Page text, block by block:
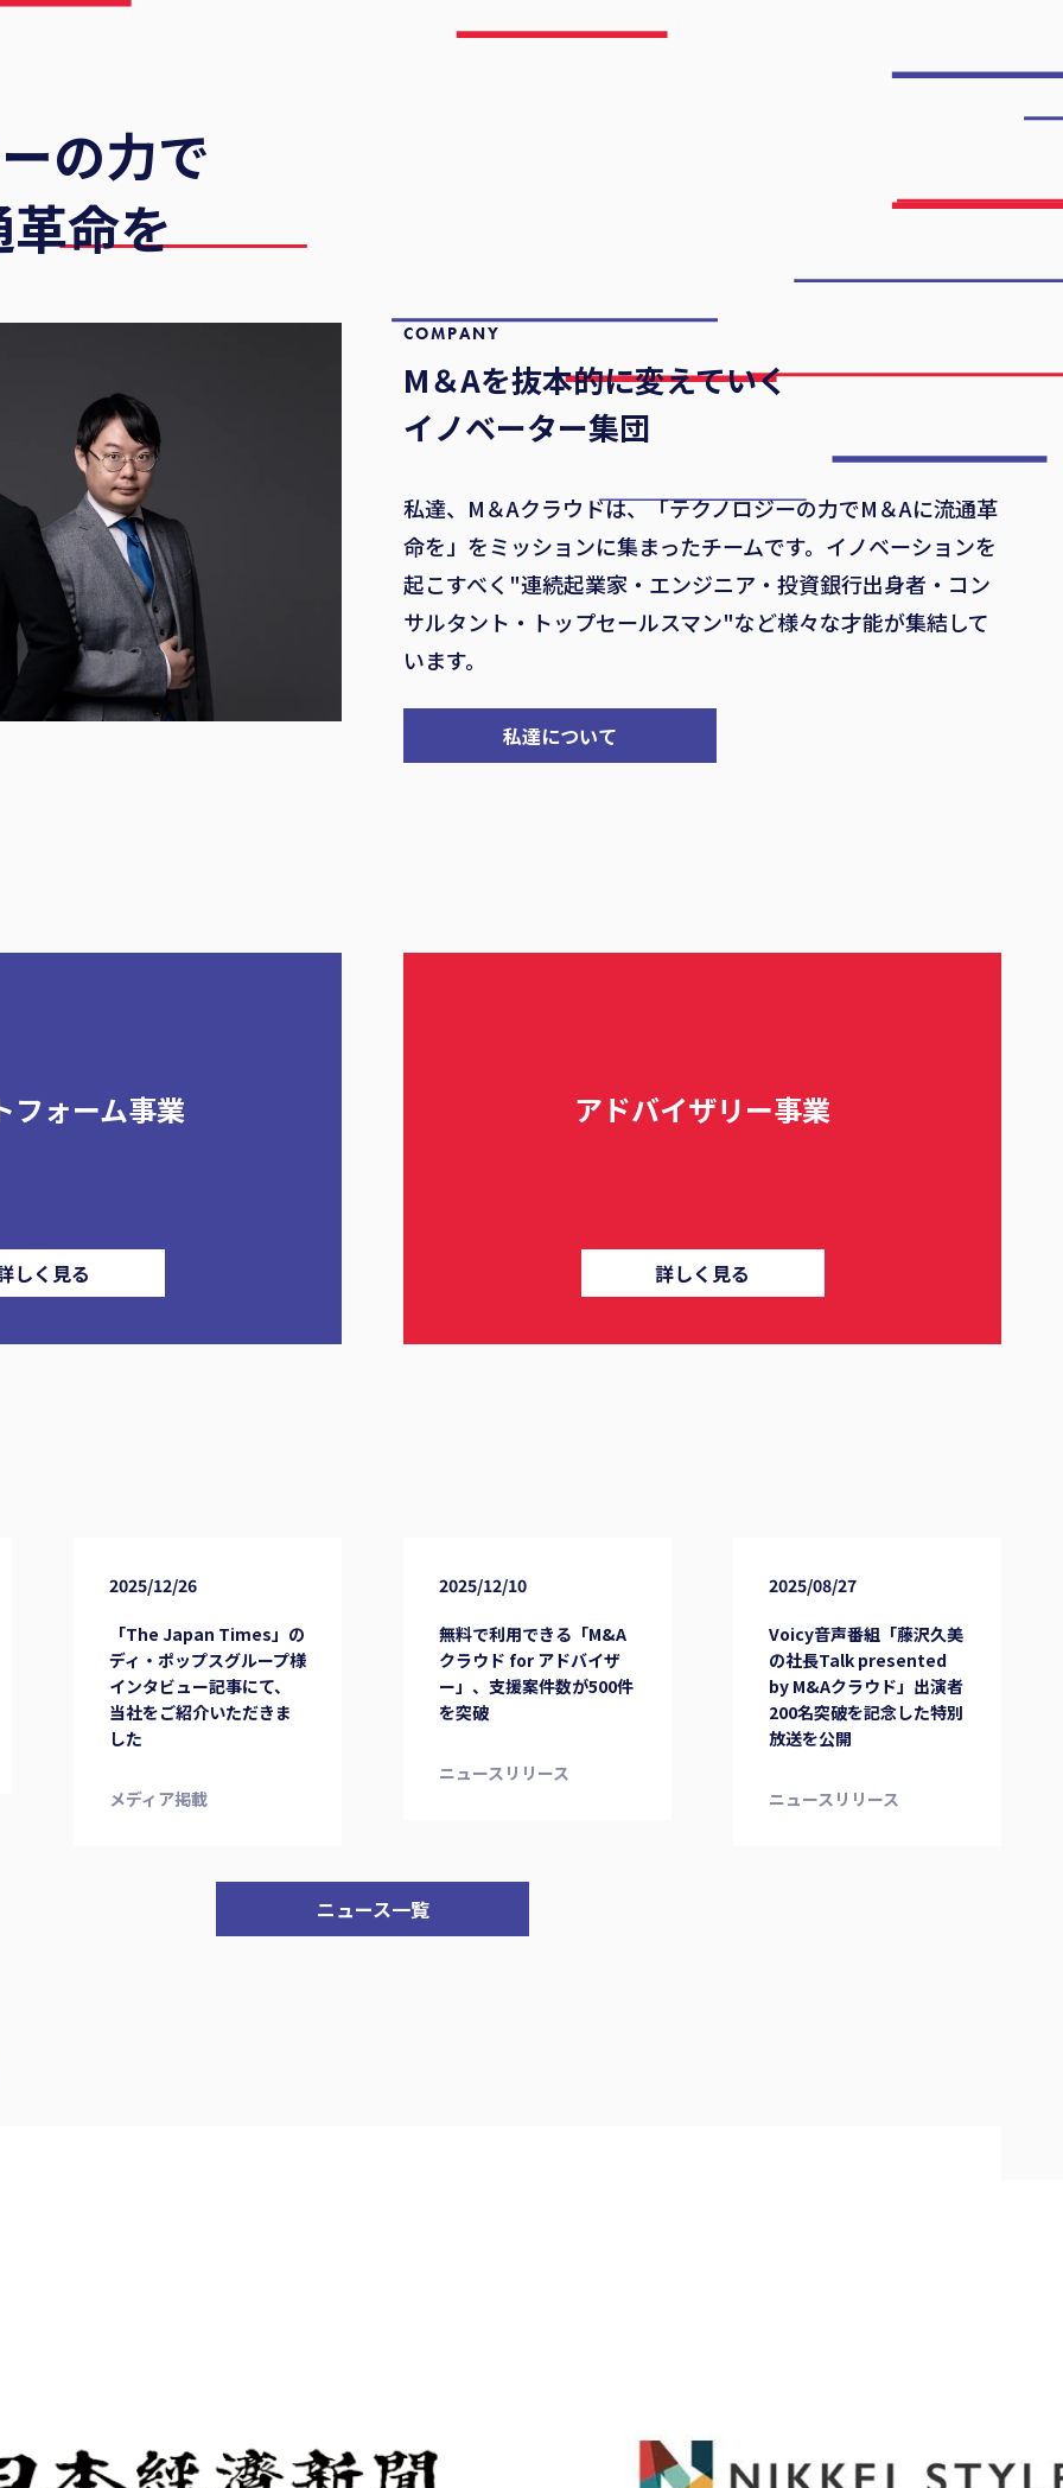
の力で
命を
COMPANY
M＆Aを抜本的に変えていく
イノベーター集団
私達、M＆Aクラウドは、「テクノロジーの力でM＆Aに流通革
命を」をミッションに集まったチームです。イノベーションを
起こすべく"連続起業家・エンジニア・投資銀行出身者・コン
サルタント・トップセールスマン"など様々な才能が集結して
います。
私達について
フォーム事業
しく見る
アドバイザリー事業
詳しく見る
2025/12/26
「The Japan Times」の
ディ・ポップスグループ様
インタビュー記事にて、
当社をご紹介いただきま
した
メディア掲載
2025/12/10
無料で利用できる「M&A
クラウド for アドバイザ
ー」、支援案件数が500件
を突破
ニュースリリース
2025/08/27
Voicy音声番組「藤沢久美
の社長Talk presented
by M&Aクラウド」出演者
200名突破を記念した特別
放送を公開
ニュースリリース
ニュース一覧